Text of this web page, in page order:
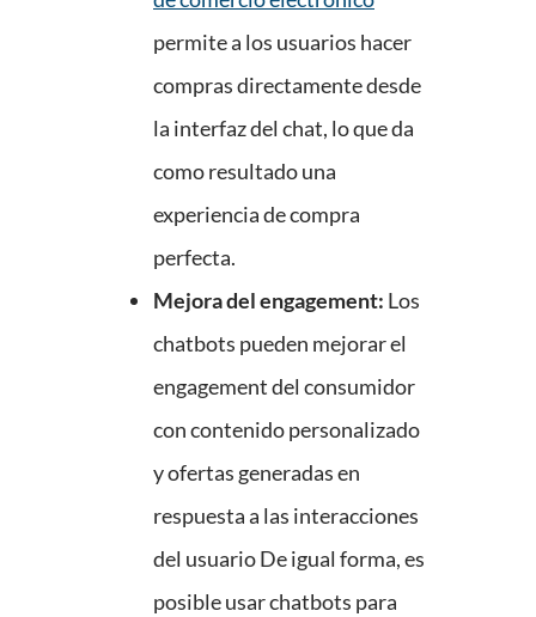
permite a los usuarios hacer
compras directamente desde
la interfaz del chat, lo que da
como resultado una
experiencia de compra
perfecta.
Mejora del engagement: Los
chatbots pueden mejorar el
engagement del consumidor
con contenido personalizado
y ofertas generadas en
respuesta a las interacciones
del usuario De igual forma, es
posible usar chatbots para